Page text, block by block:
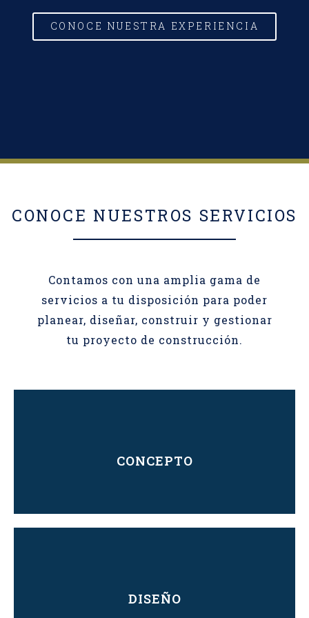
CONOCE NUESTRA EXPERIENCIA
CONOCE NUESTROS SERVICIOS
Contamos con una amplia gama de
servicios a tu disposición para poder
planear, diseñar, construir y gestionar
tu proyecto de construcción.
CONCEPTO
CONOCE MÁS
DISEÑO